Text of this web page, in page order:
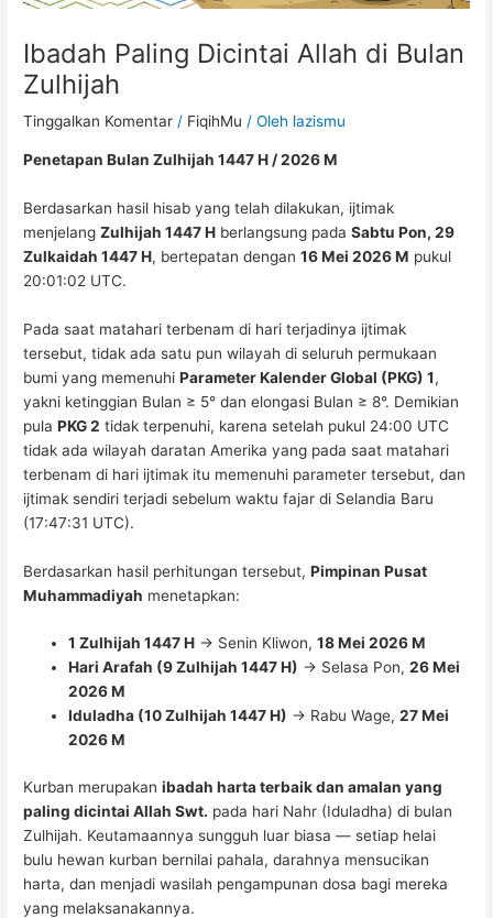
Ibadah Paling Dicintai Allah di Bulan
Zulhijah
Tinggalkan Komentar / FiqihMu / Oleh lazismu
Penetapan Bulan Zulhijah 1447 H / 2026 M
Berdasarkan hasil hisab yang telah dilakukan, ijtimak
menjelangZulhijah 1447 H berlangsung padaSabtu Pon, 29
Zulkaidah 1447 H, bertepatan dengan16 Mei 2026 M pukul
20:01:02 UTC.
Pada saat matahari terbenam di hari terjadinya ijtimak
tersebut, tidak ada satu pun wilayah di seluruh permukaan
bumi yang memenuhiParameter Kalender Global (PKG) 1,
yakni ketinggian Bulan ≥ 5° dan elongasi Bulan ≥ 8°. Demikian
pulaPKG 2 tidak terpenuhi, karena setelah pukul 24:00 UTC
tidak ada wilayah daratan Amerika yang pada saat matahari
terbenam di hari ijtimak itu memenuhi parameter tersebut, dan
ijtimak sendiri terjadi sebelum waktu fajar di Selandia Baru
(17:47:31 UTC).
Berdasarkan hasil perhitungan tersebut,Pimpinan Pusat
Muhammadiyah menetapkan:
1 Zulhijah 1447 H → Senin Kliwon,18 Mei 2026 M
Hari Arafah (9 Zulhijah 1447 H) → Selasa Pon,26 Mei
2026 M
Iduladha (10 Zulhijah 1447 H) → Rabu Wage,27 Mei
2026 M
Kurban merupakanibadah harta terbaik dan amalan yang
paling dicintai Allah Swt. pada hari Nahr (Iduladha) di bulan
Zulhijah. Keutamaannya sungguh luar biasa — setiap helai
bulu hewan kurban bernilai pahala, darahnya mensucikan
harta, dan menjadi wasilah pengampunan dosa bagi mereka
yang melaksanakannya.